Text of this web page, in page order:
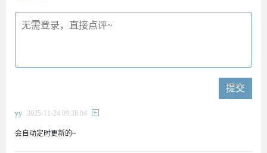
提交
yy 2025-11-24 09:38:04
会自动定时更新的~